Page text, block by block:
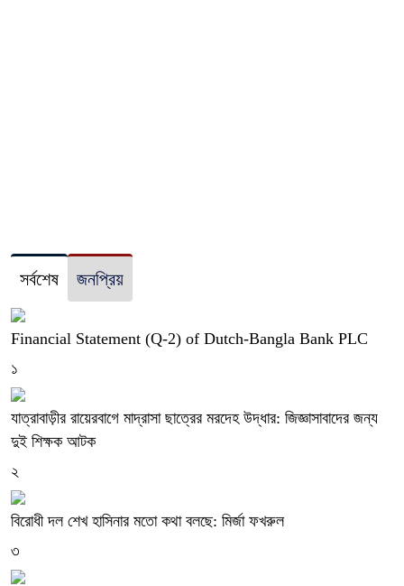
সর্বশেষ জনপ্রিয়
Financial Statement (Q-2) of Dutch-Bangla Bank PLC
১
যাত্রাবাড়ীর রায়েরবাগে মাদ্রাসা ছাত্রের মরদেহ উদ্ধার: জিজ্ঞাসাবাদের জন্য
দুই শিক্ষক আটক
২
বিরোধী দল শেখ হাসিনার মতো কথা বলছে: মির্জা ফখরুল
৩